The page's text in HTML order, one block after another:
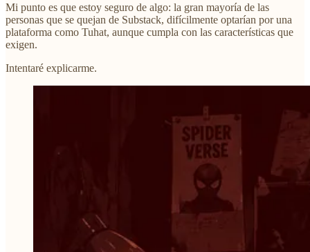
Mi punto es que estoy seguro de algo: la gran mayoría de las
personas que se quejan de Substack, difícilmente optarían por una
plataforma como Tuhat, aunque cumpla con las características que
exigen.
Intentaré explicarme.